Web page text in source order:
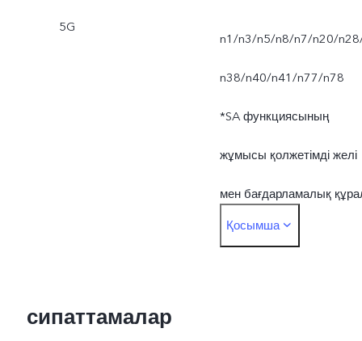
5G
n1/n3/n5/n8/n7/n20/
n38/n40/n41/n77/n78
*SA функциясының
жұмысы қолжетімді желі
мен бағдарламалық
нұсқасына байланысты.
Қосымша
сипаттамалар